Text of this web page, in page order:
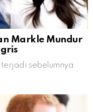
Markle Mundur
terjadi sebelumnya